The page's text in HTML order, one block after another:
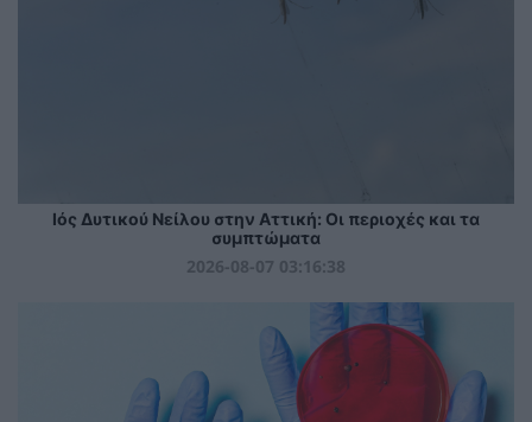
Ιός Δυτικού Νείλου στην Αττική: Οι περιοχές και τα
συμπτώματα
2026-08-07 03:16:38